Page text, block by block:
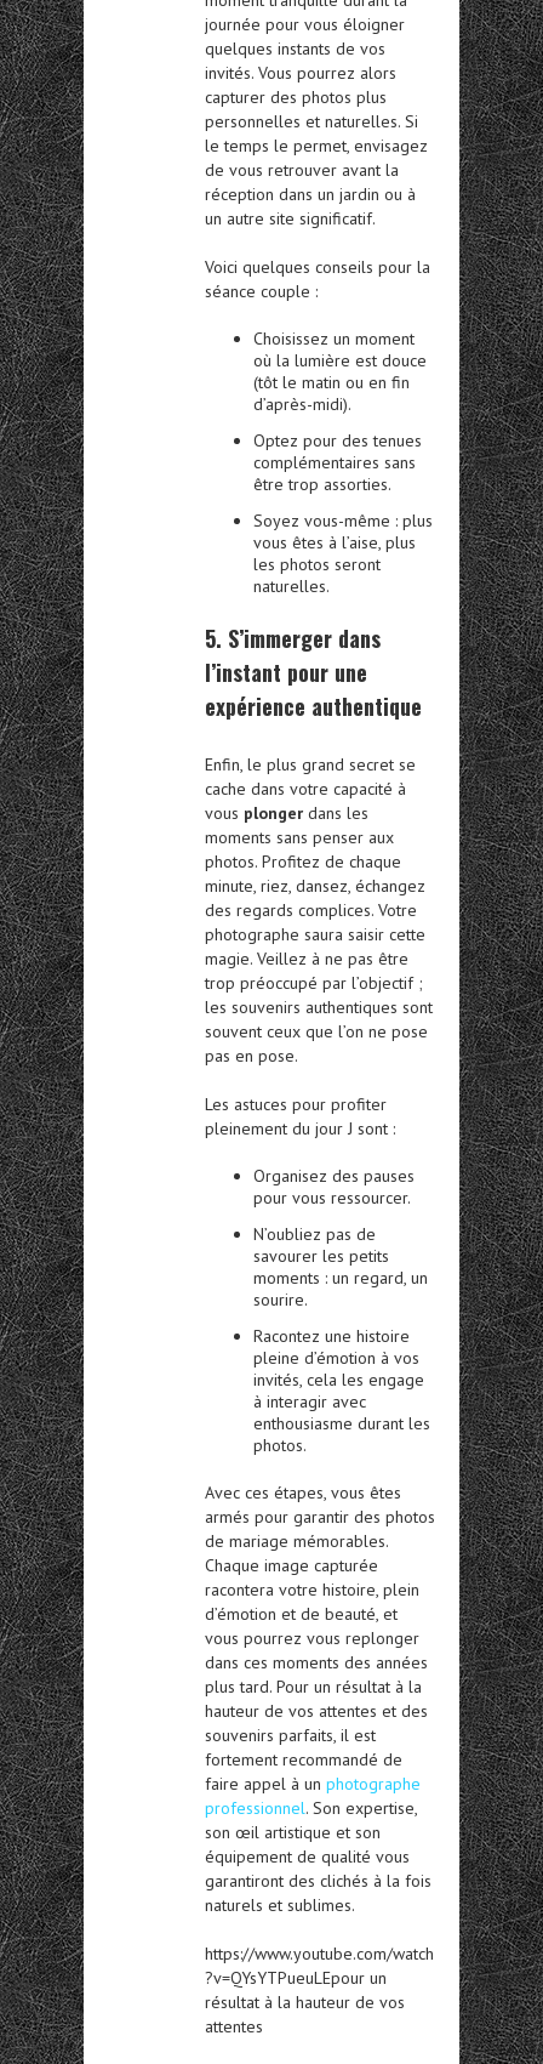
journée pour vous éloigner
quelques instants de vos
invités. Vous pourrez alors
capturer des photos plus
personnelles et naturelles. Si
le temps le permet, envisagez
de vous retrouver avant la
réception dans un jardin ou à
un autre site significatif.
Voici quelques conseils pour la
séance couple :
Choisissez un moment
où la lumière est douce
(tôt le matin ou en fin
d’après-midi).
Optez pour des tenues
complémentaires sans
être trop assorties.
Soyez vous-même : plus
vous êtes à l’aise, plus
les photos seront
naturelles.
5. S’immerger dans
l’instant pour une
expérience authentique
Enfin, le plus grand secret se
cache dans votre capacité à
vous plonger dans les
moments sans penser aux
photos. Profitez de chaque
minute, riez, dansez, échangez
des regards complices. Votre
photographe saura saisir cette
magie. Veillez à ne pas être
trop préoccupé par l’objectif ;
les souvenirs authentiques sont
souvent ceux que l’on ne pose
pas en pose.
Les astuces pour profiter
pleinement du jour J sont :
Organisez des pauses
pour vous ressourcer.
N’oubliez pas de
savourer les petits
moments : un regard, un
sourire.
Racontez une histoire
pleine d’émotion à vos
invités, cela les engage
à interagir avec
enthousiasme durant les
photos.
Avec ces étapes, vous êtes
armés pour garantir des photos
de mariage mémorables.
Chaque image capturée
racontera votre histoire, plein
d’émotion et de beauté, et
vous pourrez vous replonger
dans ces moments des années
plus tard. Pour un résultat à la
hauteur de vos attentes et des
souvenirs parfaits, il est
fortement recommandé de
faire appel à un photographe
professionnel. Son expertise,
son œil artistique et son
équipement de qualité vous
garantiront des clichés à la fois
naturels et sublimes.
https://www.youtube.com/watch
?v=QYsYTPueuLEpour un
résultat à la hauteur de vos
attentes